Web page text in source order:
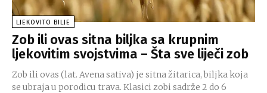
LJEKOVITO BILJE
Zob ili ovas sitna biljka sa krupnim
ljekovitim svojstvima – Šta sve liječi zob
Zob ili ovas (lat. Avena sativa) je sitna žitarica, biljka koja
se ubraja u porodicu trava. Klasici zobi sadrže 2 do 6